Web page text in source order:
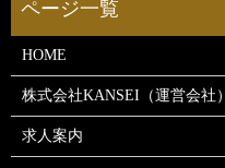
HOME
株式会社KANSEI（運営会社）
求人案内